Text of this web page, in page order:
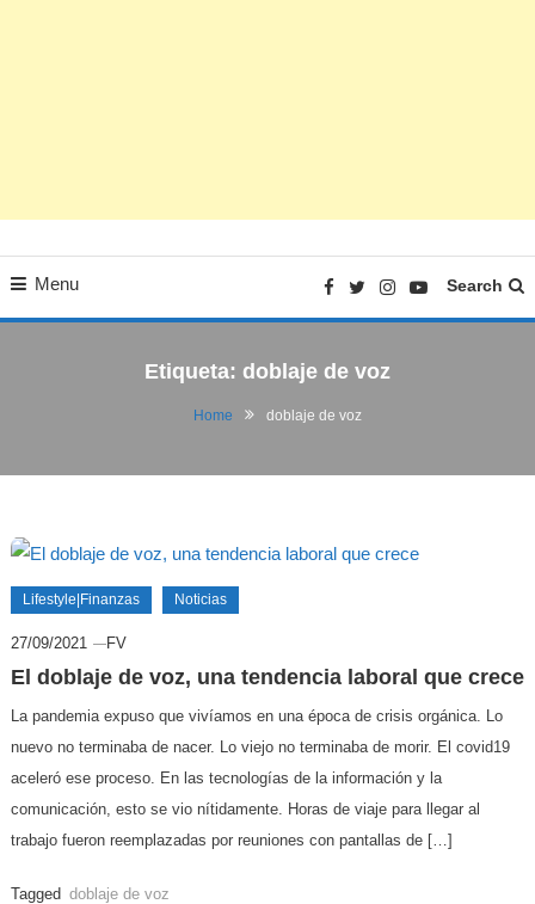
Menu Search
Etiqueta: doblaje de voz
Home doblaje de voz
Lifestyle|Finanzas Noticias
27/09/2021 FV
El doblaje de voz, una tendencia laboral que crece
La pandemia expuso que vivíamos en una época de crisis orgánica. Lo
nuevo no terminaba de nacer. Lo viejo no terminaba de morir. El covid19
aceleró ese proceso. En las tecnologías de la información y la
comunicación, esto se vio nítidamente. Horas de viaje para llegar al
trabajo fueron reemplazadas por reuniones con pantallas de […]
Tagged doblaje de voz